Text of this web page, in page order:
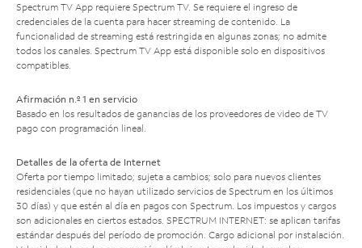
Spectrum TV App requiere Spectrum TV. Se requiere el ingreso de
credenciales de la cuenta para hacer streaming de contenido. La
funcionalidad de streaming está restringida en algunas zonas; no admite
todos los canales. Spectrum TV App está disponible solo en dispositivos
compatibles.
Afirmación n.º 1 en servicio
Basado en los resultados de ganancias de los proveedores de video de TV
pago con programación lineal.
Detalles de la oferta de Internet
Oferta por tiempo limitado; sujeta a cambios; solo para nuevos clientes
residenciales (que no hayan utilizado servicios de Spectrum en los últimos
30 días) y que estén al día en pagos con Spectrum. Los impuestos y cargos
son adicionales en ciertos estados. SPECTRUM INTERNET: se aplican tarifas
estándar después del período de promoción. Cargo adicional por instalación.